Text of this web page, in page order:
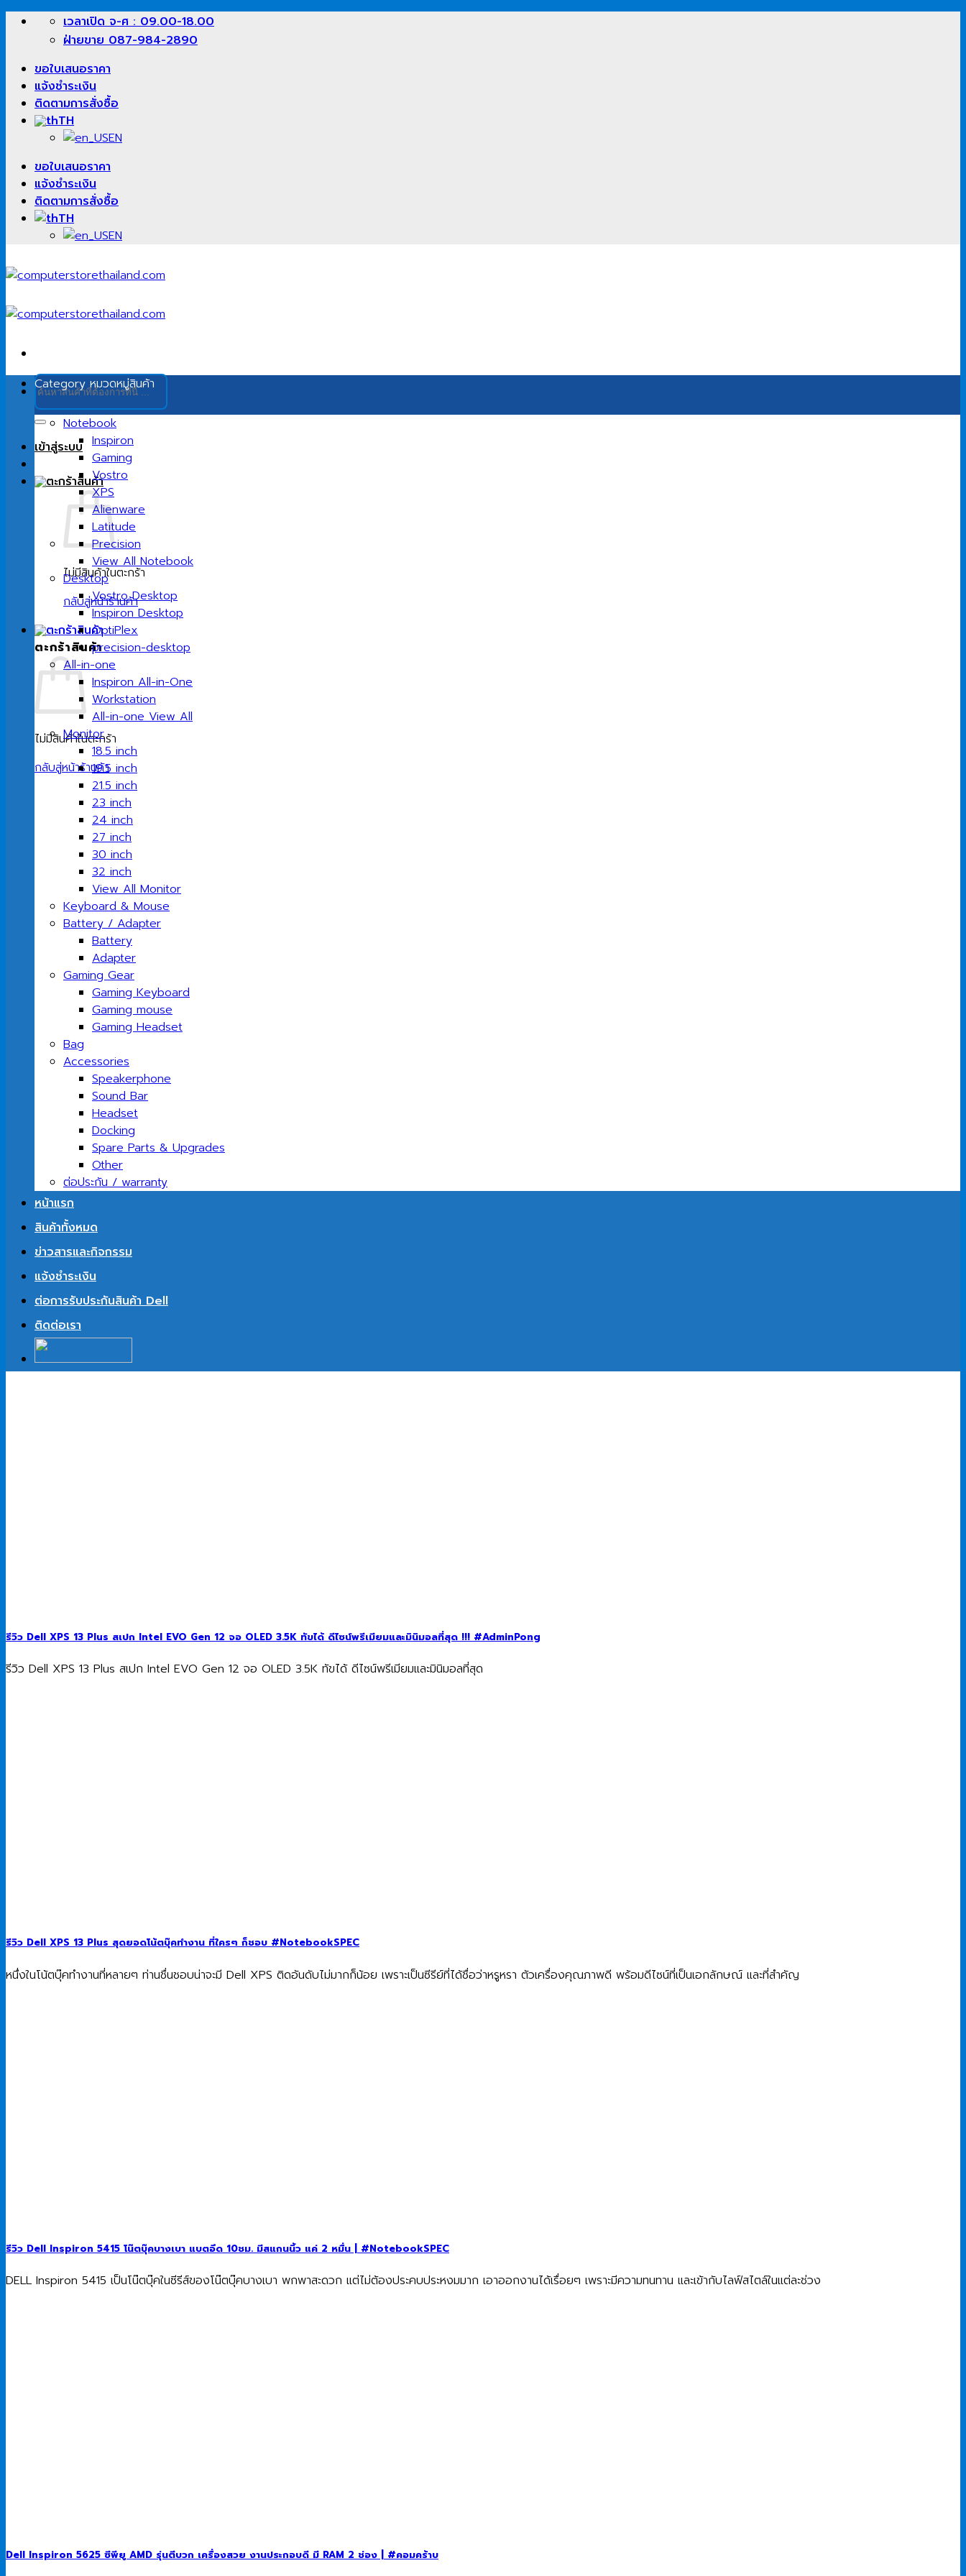
ข้าม
เนื้อหา
เวลาเปิด จ-ศ : 09.00-18.00
ฝ่ายขาย 087-984-2890
ขอใบเสนอราคา
แจ้งชำระเงิน
ติดตามการสั่งซื้อ
TH
EN
ขอใบเสนอราคา
แจ้งชำระเงิน
ติดตามการสั่งซื้อ
TH
EN
ค้นหา:
เข้าสู่ระบบ
ไม่มีสินค้าในตะกร้า
กลับสู่หน้าร้านค้า
ตะกร้าสินค้า
ไม่มีสินค้าในตะกร้า
กลับสู่หน้าร้านค้า
Categoryหมวดหมู่สินค้า
Notebook
Inspiron
Gaming
Vostro
XPS
Alienware
Latitude
Precision
View All Notebook
Desktop
Vostro Desktop
Inspiron Desktop
OptiPlex
precision-desktop
All-in-one
Inspiron All-in-One
Workstation
All-in-one View All
Monitor
18.5 inch
19.5 inch
21.5 inch
23 inch
24 inch
27 inch
30 inch
32 inch
View All Monitor
Keyboard & Mouse
Battery / Adapter
Battery
Adapter
Gaming Gear
Gaming Keyboard
Gaming mouse
Gaming Headset
Bag
Accessories
Speakerphone
Sound Bar
Headset
Docking
Spare Parts & Upgrades
Other
ต่อประกัน / warranty
หน้าแรก
สินค้าทั้งหมด
ข่าวสารและกิจกรรม
แจ้งชำระเงิน
ต่อการรับประกันสินค้า Dell
ติดต่อเรา
รีวิว Dell XPS 13 Plus สเปก Intel EVO Gen 12 จอ OLED 3.5K ทัขได้ ดีไซน์พรีเมียมและมินิมอลที่สุด !!! #AdminPong
รีวิว Dell XPS 13 Plus สเปก Intel EVO Gen 12 จอ OLED 3.5K ทัขได้ ดีไซน์พรีเมียมและมินิมอลที่สุด
รีวิว Dell XPS 13 Plus สุดยอดโน้ตบุ๊คทำงาน ที่ใครๆ ก็ชอบ #NotebookSPEC
หนึ่งในโน้ตบุ๊คทำงานที่หลายๆ ท่านชื่นชอบน่าจะมี Dell XPS ติดอันดับไม่มากก็น้อย เพราะเป็นซีรีย์ที่ได้ชื่อว่าหรูหรา ตัวเครื่องคุณภาพดี พร้อมดีไซน์ที่เป็นเอกลักษณ์ และที่สำคัญ
รีวิว Dell Inspiron 5415 โน๊ตบุ๊คบางเบา แบตอึด 10ชม. มีสแกนนิ้ว แค่ 2 หมื่น | #NotebookSPEC
DELL Inspiron 5415 เป็นโน๊ตบุ๊คในซีรีส์ของโน๊ตบุ๊คบางเบา พกพาสะดวก แต่ไม่ต้องประคบประหงมมาก เอาออกงานได้เรื่อยๆ เพราะมีความทนทาน และเข้ากับไลฟ์สไตล์ในแต่ละช่วง
Dell Inspiron 5625 ซีพียู AMD รุ่นตีบวก เครื่องสวย งานประกอบดี มี RAM 2 ช่อง | #คอมคร้าบ